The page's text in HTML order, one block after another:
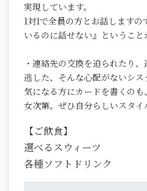
実現しています。
1対1で全員の方とお話します
いるのに話せない』ということ
・連絡先の交換を迫られたり
逃した、そんな心配がないシス
気になる方にカードを書くの
女次第。ぜひ自分らしいスタイ
【ご飲食】
選べるスウィーツ
各種ソフトドリンク